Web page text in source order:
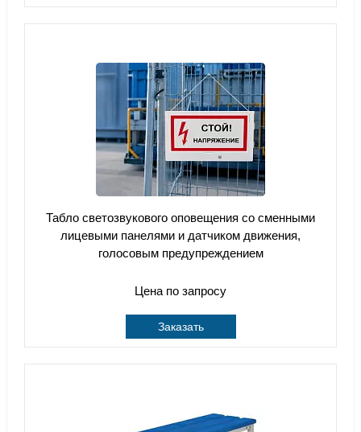
Табло светозвукового оповещения со сменными
лицевыми панелями и датчиком движения,
голосовым предупреждением
Цена по запросу
Заказать